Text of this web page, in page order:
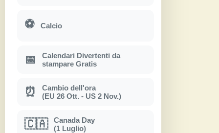
⚽ Calcio
📅
Calendari Divertenti da
stampare Gratis
⏰
Cambio dell'ora
(EU 26 Ott. - US 2 Nov.)
🇨🇦
Canada Day
(1 Luglio)